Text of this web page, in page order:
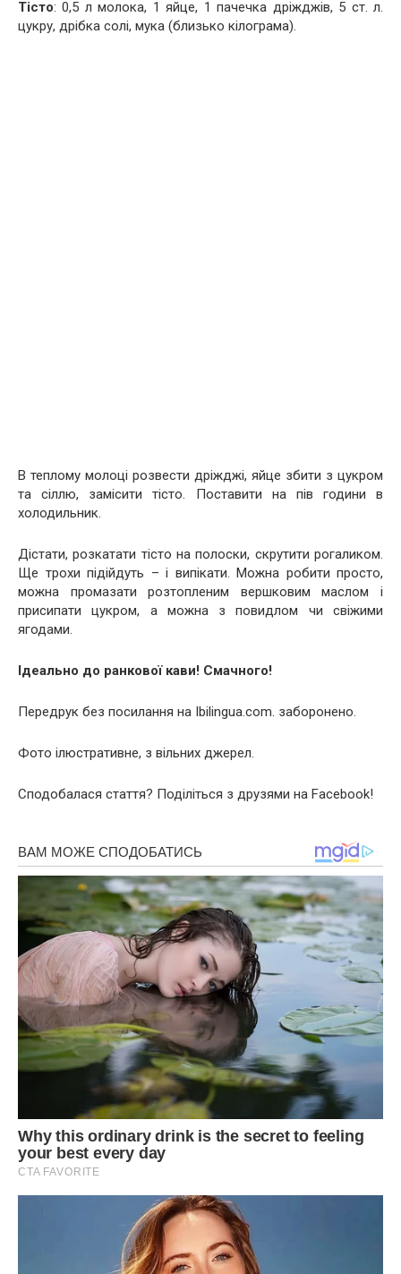
Тісто: 0,5 л молока, 1 яйце, 1 пачечка дріжджів, 5 ст. л.
цукру, дрібка солі, мука (близько кілограма).
В теплому молоці розвести дріжджі, яйце збити з цукром
та сіллю, замісити тісто. Поставити на пів години в
холодильник.
Дістати, розкатати тісто на полоски, скрутити рогаликом.
Ще трохи підійдуть – і випікати. Можна робити просто,
можна промазати розтопленим вершковим маслом і
присипати цукром, а можна з повидлом чи свіжими
ягодами.
Ідеально до ранкової кави! Смачного!
Передрук без посилання на Ibilingua.com. заборонено.
Фото ілюстративне, з вільних джерел.
Сподобалася стаття? Поділіться з друзями на Facebook!